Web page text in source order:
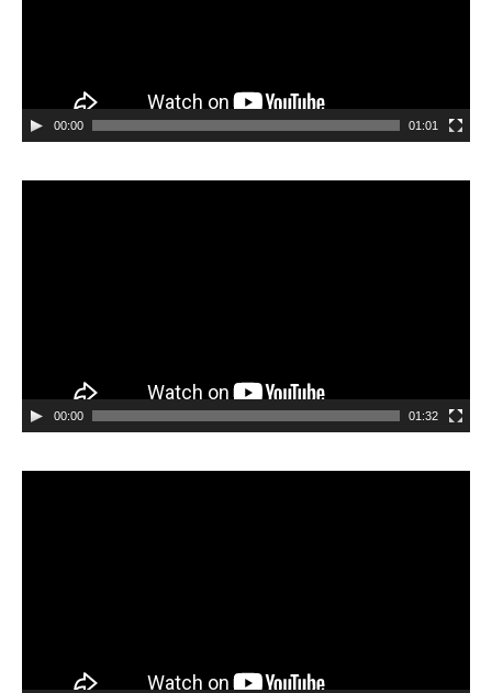
00:00 01:01
00:00 01:32